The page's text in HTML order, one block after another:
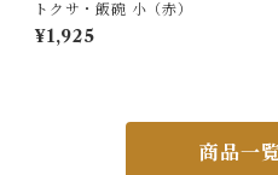
トクサ・飯碗 小（赤）
¥1,925
商品一